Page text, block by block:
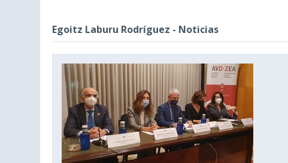
Egoitz Laburu Rodríguez - Noticias